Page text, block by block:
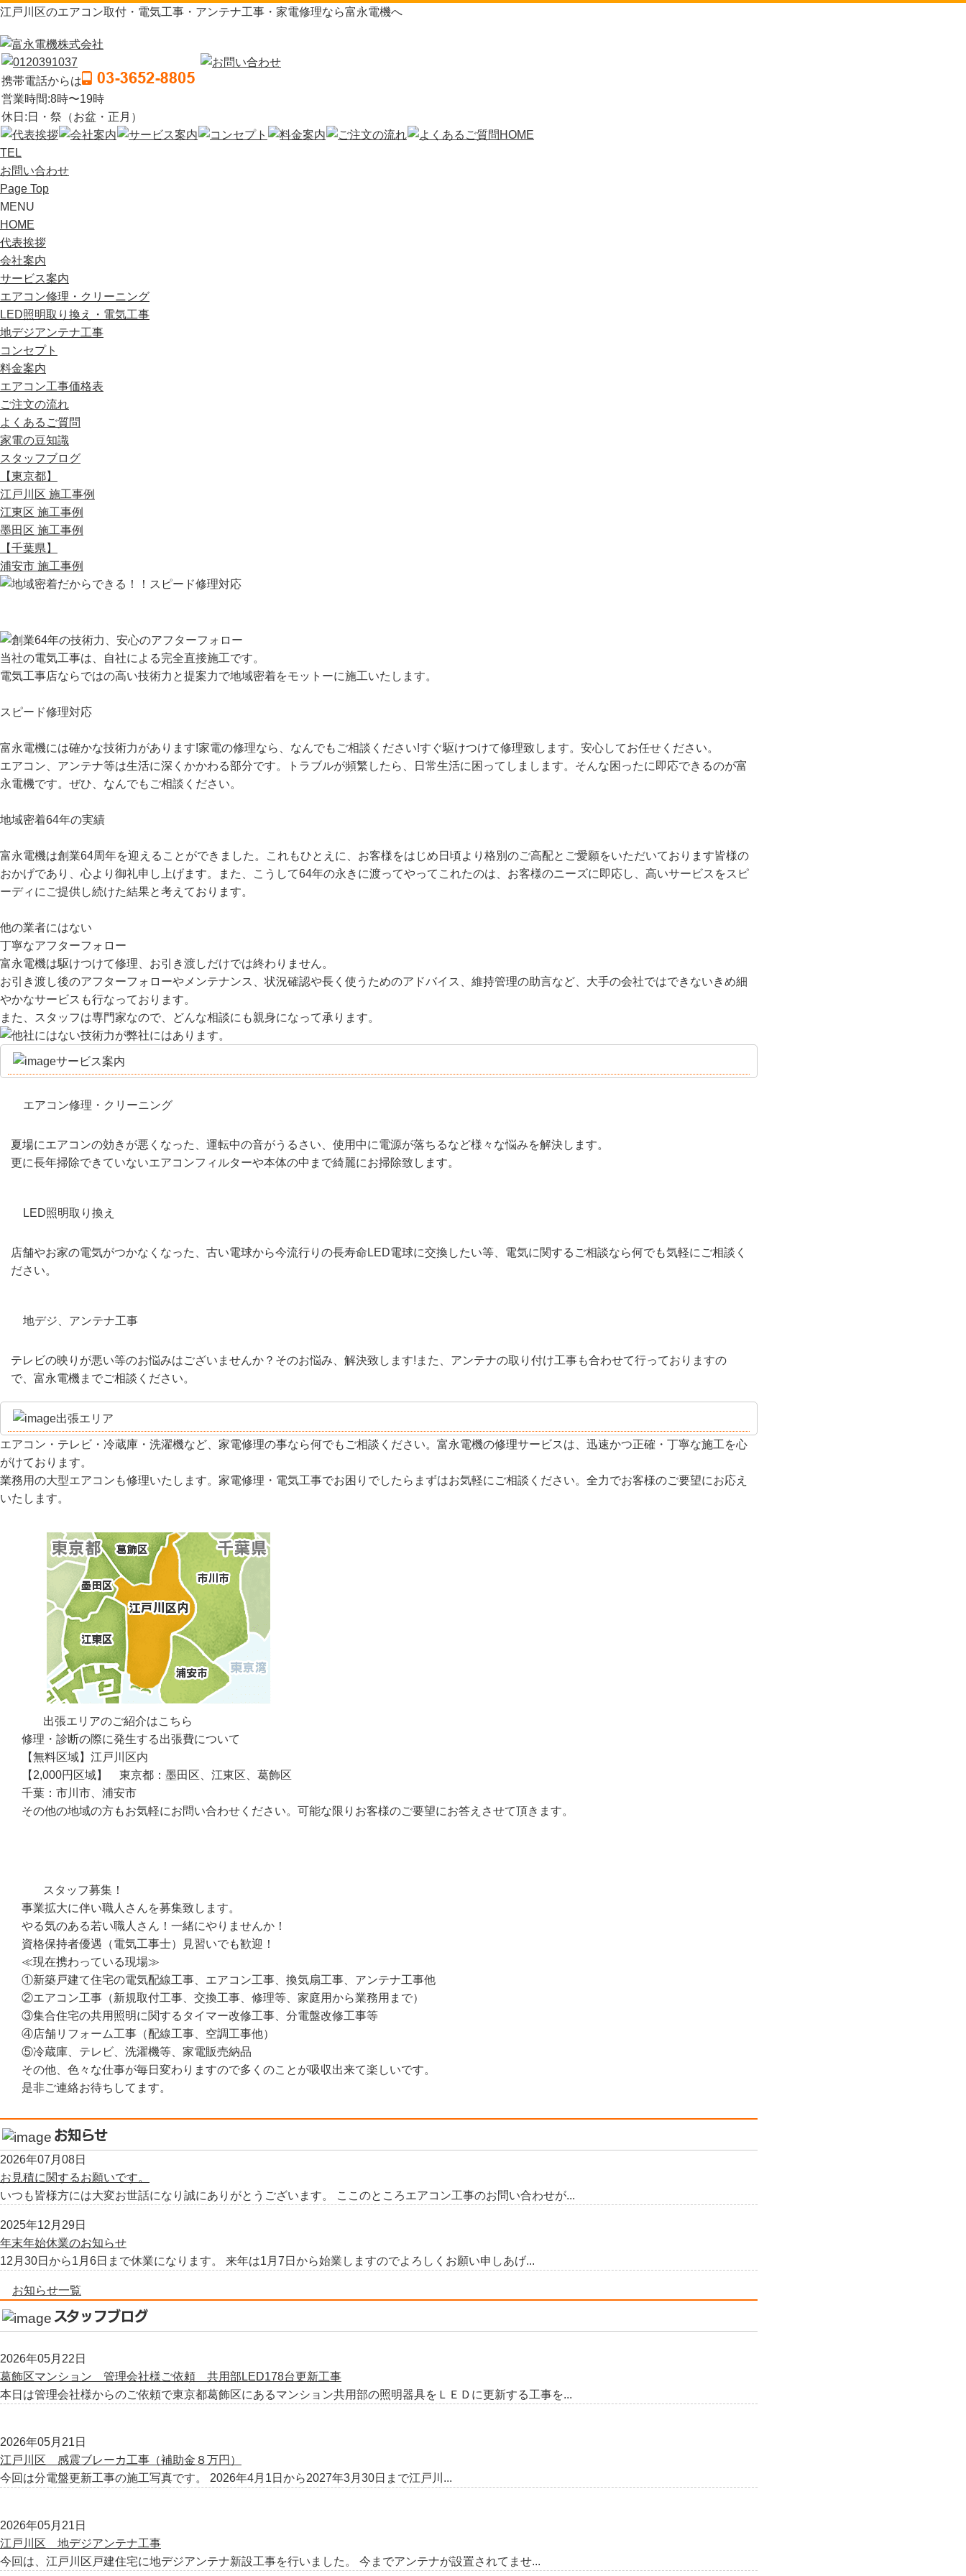
江戸川区のエアコン取付・電気工事・アンテナ工事・家電修理なら富永電機へ
携帯電話からは
営業時間:8時〜19時
休日:日・祭（お盆・正月）
HOME
TEL
お問い合わせ
Page Top
MENU
HOME
代表挨拶
会社案内
サービス案内
エアコン修理・クリーニング
LED照明取り換え・電気工事
地デジアンテナ工事
コンセプト
料金案内
エアコン工事価格表
ご注文の流れ
よくあるご質問
家電の豆知識
スタッフブログ
【東京都】
江戸川区 施工事例
江東区 施工事例
墨田区 施工事例
【千葉県】
浦安市 施工事例
当社の電気工事は、自社による完全直接施工です。
電気工事店ならではの高い技術力と提案力で地域密着をモットーに施工いたします。
スピード修理対応
富永電機には確かな技術力があります!家電の修理なら、なんでもご相談ください!すぐ駆けつけて修理致します。安心してお任せください。
エアコン、アンテナ等は生活に深くかかわる部分です。トラブルが頻繁したら、日常生活に困ってしまします。そんな困ったに即応できるのが富
永電機です。ぜひ、なんでもご相談ください。
地域密着64年の実績
富永電機は創業64周年を迎えることができました。これもひとえに、お客様をはじめ日頃より格別のご高配とご愛願をいただいております皆様の
おかげであり、心より御礼申し上げます。また、こうして64年の永きに渡ってやってこれたのは、お客様のニーズに即応し、高いサービスをスピ
ーディにご提供し続けた結果と考えております。
他の業者にはない
丁寧なアフターフォロー
富永電機は駆けつけて修理、お引き渡しだけでは終わりません。
お引き渡し後のアフターフォローやメンテナンス、状況確認や長く使うためのアドバイス、維持管理の助言など、大手の会社ではできないきめ細
やかなサービスも行なっております。
また、スタッフは専門家なので、どんな相談にも親身になって承ります。
サービス案内
エアコン修理・クリーニング
夏場にエアコンの効きが悪くなった、運転中の音がうるさい、使用中に電源が落ちるなど様々な悩みを解決します。
更に長年掃除できていないエアコンフィルターや本体の中まで綺麗にお掃除致します。
LED照明取り換え
店舗やお家の電気がつかなくなった、古い電球から今流行りの長寿命LED電球に交換したい等、電気に関するご相談なら何でも気軽にご相談く
ださい。
地デジ、アンテナ工事
テレビの映りが悪い等のお悩みはございませんか？そのお悩み、解決致します!また、アンテナの取り付け工事も合わせて行っておりますの
で、富永電機までご相談ください。
出張エリア
エアコン・テレビ・冷蔵庫・洗濯機など、家電修理の事なら何でもご相談ください。富永電機の修理サービスは、迅速かつ正確・丁寧な施工を心
がけております。
業務用の大型エアコンも修理いたします。家電修理・電気工事でお困りでしたらまずはお気軽にご相談ください。全力でお客様のご要望にお応え
いたします。
出張エリアのご紹介はこちら
修理・診断の際に発生する出張費について
【無料区域】 江戸川区内
【2,000円区域】
東京都：墨田区、江東区、葛飾区
千葉：市川市、浦安市
その他の地域の方もお気軽にお問い合わせください。可能な限りお客様のご要望にお答えさせて頂きます。
スタッフ募集！
事業拡大に伴い職人さんを募集致します。
やる気のある若い職人さん！一緒にやりませんか！
資格保持者優遇（電気工事士）見習いでも歓迎！
≪現在携わっている現場≫
①新築戸建て住宅の電気配線工事、エアコン工事、換気扇工事、アンテナ工事他
②エアコン工事（新規取付工事、交換工事、修理等、家庭用から業務用まで）
③集合住宅の共用照明に関するタイマー改修工事、分電盤改修工事等
④店舗リフォーム工事（配線工事、空調工事他）
⑤冷蔵庫、テレビ、洗濯機等、家電販売納品
その他、色々な仕事が毎日変わりますので多くのことが吸収出来て楽しいです。
是非ご連絡お待ちしてます。
お知らせ
2026年07月08日
お見積に関するお願いです。
いつも皆様方には大変お世話になり誠にありがとうございます。 ここのところエアコン工事のお問い合わせが...
2025年12月29日
年末年始休業のお知らせ
12月30日から1月6日まで休業になります。 来年は1月7日から始業しますのでよろしくお願い申しあげ...
お知らせ一覧
スタッフブログ
2026年05月22日
葛飾区マンション 管理会社様ご依頼 共用部LED178台更新工事
本日は管理会社様からのご依頼で東京都葛飾区にあるマンション共用部の照明器具をＬＥＤに更新する工事を...
2026年05月21日
江戸川区 感震ブレーカ工事（補助金８万円）
今回は分電盤更新工事の施工写真です。 2026年4月1日から2027年3月30日まで江戸川...
2026年05月21日
江戸川区 地デジアンテナ工事
今回は、江戸川区戸建住宅に地デジアンテナ新設工事を行いました。 今までアンテナが設置されてませ...